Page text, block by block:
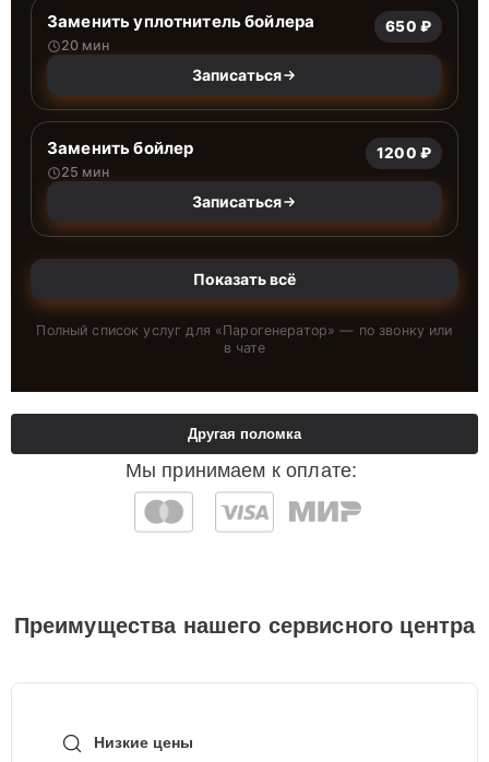
Заменить уплотнитель бойлера
20 мин
650 ₽
Записаться
Заменить бойлер
25 мин
1200 ₽
Записаться
Показать всё
Полный список услуг для «Парогенератор» — по звонку или
в чате
Мы принимаем к оплате:
Другая поломка
Преимущества нашего сервисного центра
Низкие цены